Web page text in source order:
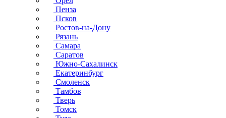
Пенза
Псков
Ростов-на-Дону
Рязань
Самара
Саратов
Южно-Сахалинск
Екатеринбург
Смоленск
Тамбов
Тверь
Томск